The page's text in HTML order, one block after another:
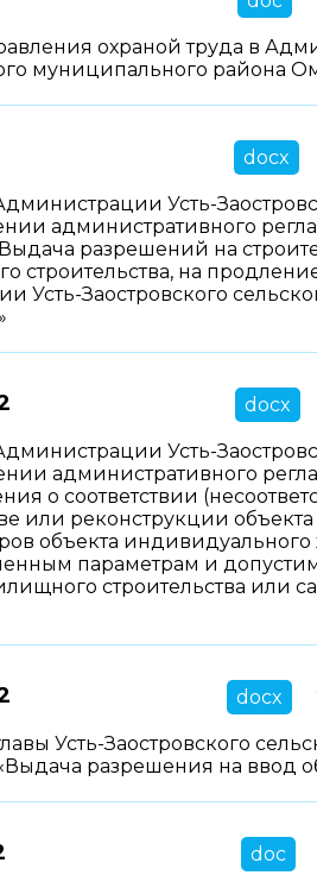
охраной труда в
муниципального района
docx
Усть-
административного
разрешений на
строительства, на
Усть-Заостровского
docx
Усть-
административного
о соответствии
или реконструкции
объекта
параметрам и
строительства или
docx
Усть-Заостровского
разрешения на ввод
doc